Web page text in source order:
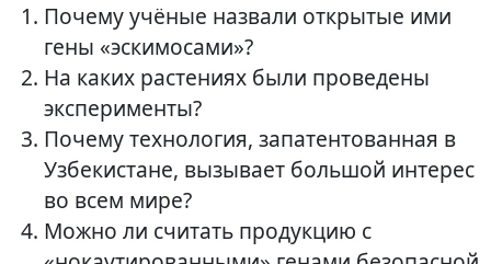
Почему учёные назвали открытые ими
гены «эскимосами»?
На каких растениях были проведены
эксперименты?
Почему технология, запатентованная в
Узбекистане, вызывает большой интерес
во всем мире?
Можно ли считать продукцию с